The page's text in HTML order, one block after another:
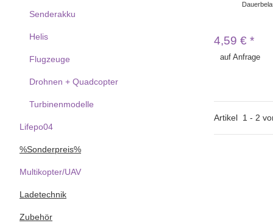
4,59 € *
auf Anfrage
Artikel 1 - 2
Senderakku
Helis
Flugzeuge
Drohnen + Quadcopter
Turbinenmodelle
Lifepo04
%Sonderpreis%
Multikopter/UAV
Ladetechnik
Zubehör